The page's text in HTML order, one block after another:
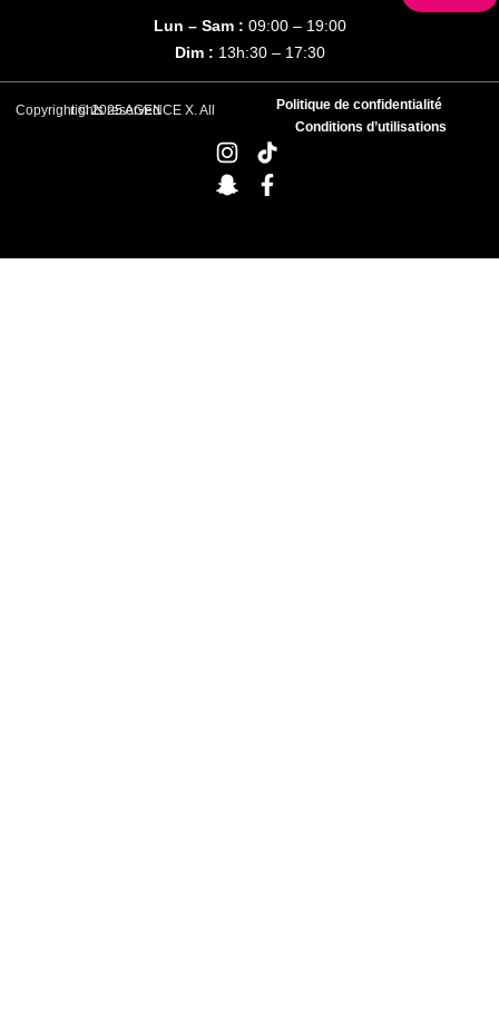
Lun – Sam : 09:00 – 19:00
Dim : 13h:30 – 17:30
Copyright © 2025 AGENCE X. All rights reserved
Politique de confidentialité
Conditions d’utilisations